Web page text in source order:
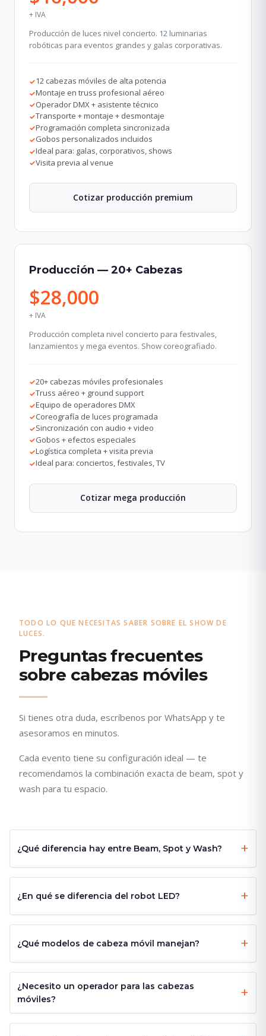
+ IVA
Producción de luces nivel concierto. 12 luminarias
robóticas para eventos grandes y galas corporativas.
✓12 cabezas móviles de alta potencia
✓Montaje en truss profesional aéreo
✓Operador DMX + asistente técnico
✓Transporte + montaje + desmontaje
✓Programación completa sincronizada
✓Gobos personalizados incluidos
✓Ideal para: galas, corporativos, shows
✓Visita previa al venue
Cotizar producción premium
Producción — 20+ Cabezas
$28,000
+ IVA
Producción completa nivel concierto para festivales,
lanzamientos y mega eventos. Show coreografiado.
✓20+ cabezas móviles profesionales
✓Truss aéreo + ground support
✓Equipo de operadores DMX
✓Coreografía de luces programada
✓Sincronización con audio + video
✓Gobos + efectos especiales
✓Logística completa + visita previa
✓Ideal para: conciertos, festivales, TV
Cotizar mega producción
TODO LO QUE NECESITAS SABER SOBRE EL SHOW DE
LUCES.
Preguntas frecuentes
sobre cabezas móviles
Si tienes otra duda, escríbenos por WhatsApp y te
asesoramos en minutos.
Cada evento tiene su configuración ideal — te
recomendamos la combinación exacta de beam, spot y
wash para tu espacio.
¿Qué diferencia hay entre Beam, Spot y Wash?
¿En qué se diferencia del robot LED?
¿Qué modelos de cabeza móvil manejan?
¿Necesito un operador para las cabezas
móviles?